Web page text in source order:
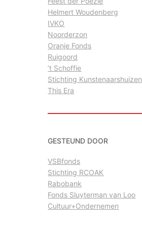
Helmert Woudenberg
IVKO
Noorderzon
Oranje Fonds
Ruigoord
’t Schoffie
Stichting Kunstenaarshuizen
This Era
GESTEUND DOOR
VSBfonds
Stichting RCOAK
Rabobank
Fonds Sluyterman van Loo
Cultuur+Ondernemen